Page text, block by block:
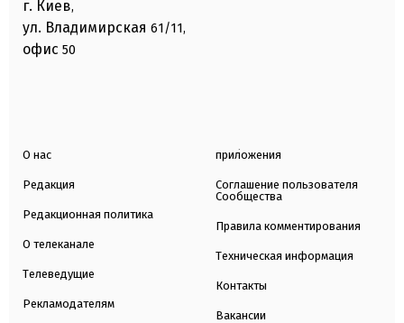
г. Киев,
ул. Владимирская 61/11,
офис 50
О нас
Редакция
Редакционная политика
О телеканале
Телеведущие
Рекламодателям
приложения
Соглашение пользователя
Сообщества
Правила комментирования
Техническая информация
Контакты
Вакансии